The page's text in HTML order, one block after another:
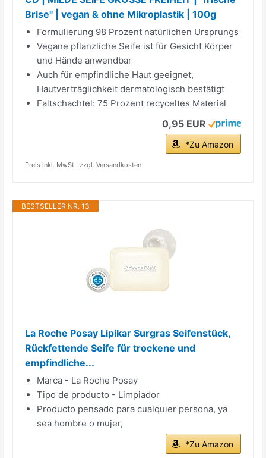
Brise" | vegan & ohne Mikroplastik | 100g
Formulierung 98 Prozent natürlichen Ursprungs
Vegane pflanzliche Seife ist für Gesicht Körper
und Hände anwendbar
Auch für empfindliche Haut geeignet,
Hautverträglichkeit dermatologisch bestätigt
Faltschachtel: 75 Prozent recyceltes Material
0,95 EUR
*Zu Amazon
Preis inkl. MwSt., zzgl. Versandkosten
BESTSELLER NR. 13
La Roche Posay Lipikar Surgras Seifenstück,
Rückfettende Seife für trockene und
empfindliche...
Marca - La Roche Posay
Tipo de producto - Limpiador
Producto pensado para cualquier persona, ya
sea hombre o mujer,
*Zu Amazon